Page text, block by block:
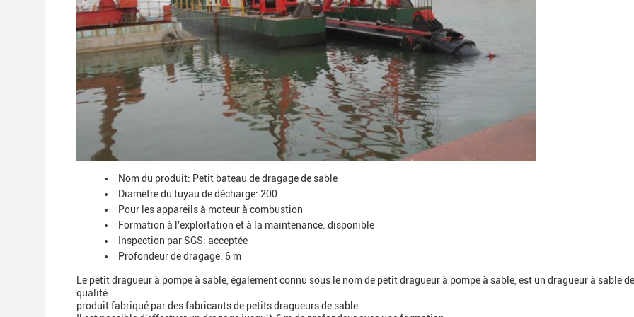
Nom du produit: Petit bateau de dragage de sable
Diamètre du tuyau de décharge: 200
Pour les appareils à moteur à combustion
Formation à l'exploitation et à la maintenance: disponible
Inspection par SGS: acceptée
Profondeur de dragage: 6 m
Le petit dragueur à pompe à sable, également connu sous le nom de petit dragueur à pompe à sable, est un dragueur à sable
qualité
produit fabriqué par des fabricants de petits dragueurs de sable.